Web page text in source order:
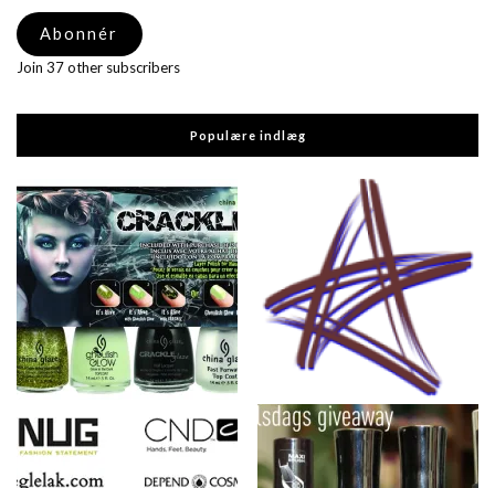
adresse
Abonnér
Join 37 other subscribers
Populære indlæg